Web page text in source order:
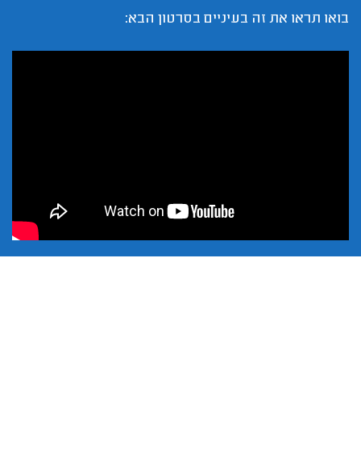
בואו תראו את זה בעיניים בסרטון הבא: